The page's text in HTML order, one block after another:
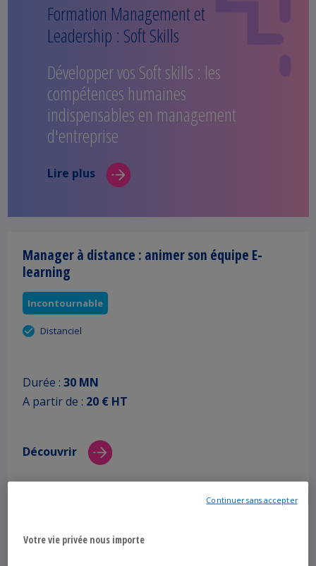
Formation Management et
Leadership : Soft Skills
Développer vos Soft skills : les
compétences humaines
indispensables en management
d'entreprise
Lire plus
Manager à distance : animer son équipe E-
learning
Incontournable
Distanciel
Durée : 30 MN
A partir de : 20 € HT
Découvrir
Votre vie privée nous importe
Continuer sans accepter